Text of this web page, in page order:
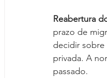
Reabertura
prazo de
decidir sobre
privada. A
passado.